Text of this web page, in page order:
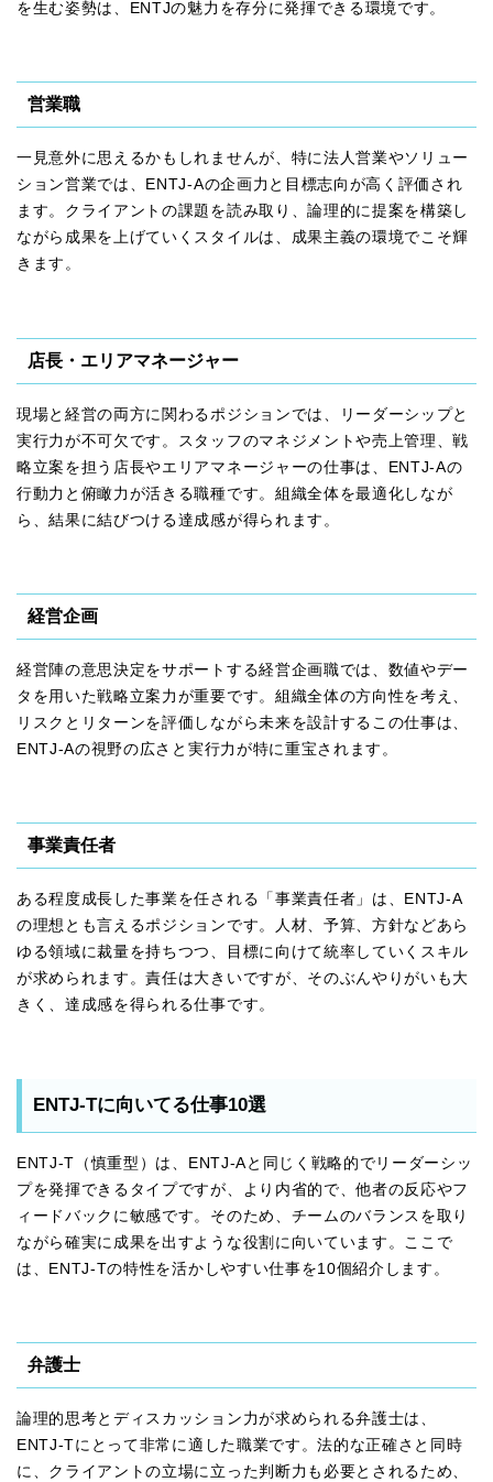
を生む姿勢は、ENTJの魅力を存分に発揮できる環境です。
営業職
一見意外に思えるかもしれませんが、特に法人営業やソリュー
ション営業では、ENTJ-Aの企画力と目標志向が高く評価され
ます。クライアントの課題を読み取り、論理的に提案を構築し
ながら成果を上げていくスタイルは、成果主義の環境でこそ輝
きます。
店長・エリアマネージャー
現場と経営の両方に関わるポジションでは、リーダーシップと
実行力が不可欠です。スタッフのマネジメントや売上管理、戦
略立案を担う店長やエリアマネージャーの仕事は、ENTJ-Aの
行動力と俯瞰力が活きる職種です。組織全体を最適化しなが
ら、結果に結びつける達成感が得られます。
経営企画
経営陣の意思決定をサポートする経営企画職では、数値やデー
タを用いた戦略立案力が重要です。組織全体の方向性を考え、
リスクとリターンを評価しながら未来を設計するこの仕事は、
ENTJ-Aの視野の広さと実行力が特に重宝されます。
事業責任者
ある程度成長した事業を任される「事業責任者」は、ENTJ-A
の理想とも言えるポジションです。人材、予算、方針などあら
ゆる領域に裁量を持ちつつ、目標に向けて統率していくスキル
が求められます。責任は大きいですが、そのぶんやりがいも大
きく、達成感を得られる仕事です。
ENTJ-Tに向いてる仕事10選
ENTJ-T（慎重型）は、ENTJ-Aと同じく戦略的でリーダーシッ
プを発揮できるタイプですが、より内省的で、他者の反応やフ
ィードバックに敏感です。そのため、チームのバランスを取り
ながら確実に成果を出すような役割に向いています。ここで
は、ENTJ-Tの特性を活かしやすい仕事を10個紹介します。
弁護士
論理的思考とディスカッション力が求められる弁護士は、
ENTJ-Tにとって非常に適した職業です。法的な正確さと同時
に、クライアントの立場に立った判断力も必要とされるため、